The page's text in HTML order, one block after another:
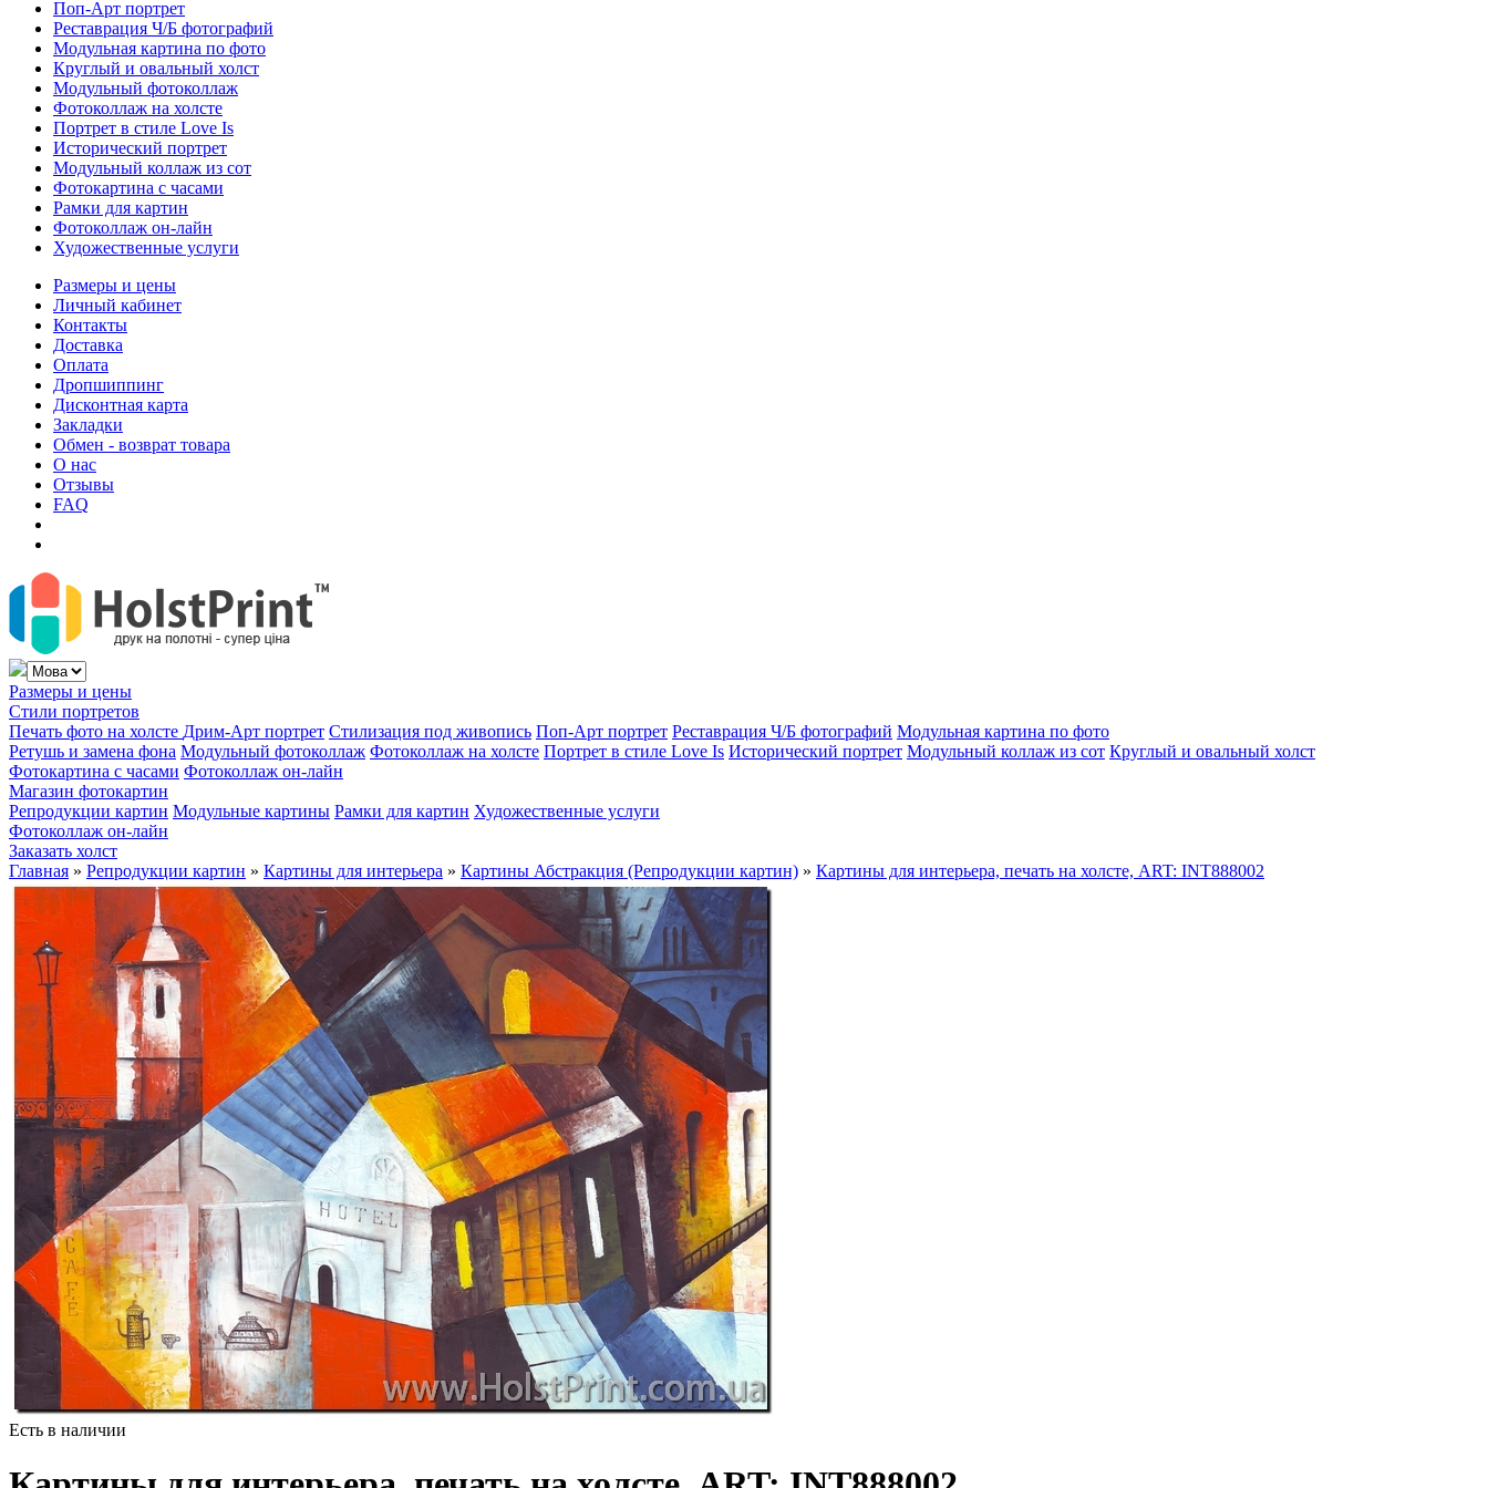
Поп-Арт портрет
Реставрация Ч/Б фотографий
Модульная картина по фото
Круглый и овальный холст
Модульный фотоколлаж
Фотоколлаж на холсте
Портрет в стиле Love Is
Исторический портрет
Модульный коллаж из сот
Фотокартина с часами
Рамки для картин
Фотоколлаж он-лайн
Художественные услуги
Размеры и цены
Личный кабинет
Контакты
Доставка
Оплата
Дропшиппинг
Дисконтная карта
Закладки
Обмен - возврат товара
О нас
Отзывы
FAQ
Размеры и цены
Стили портретов
Печать фото на холсте Дрим-Арт портрет Стилизация под живопись Поп-Арт портрет Реставрация Ч/Б фотографий Модульная картина по фото
Ретушь и замена фона Модульный фотоколлаж Фотоколлаж на холсте Портрет в стиле Love Is Исторический портрет Модульный коллаж из сот Круглый и овальный холст
Фотокартина с часами Фотоколлаж он-лайн
Магазин фотокартин
Репродукции картин Модульные картины Рамки для картин Художественные услуги
Фотоколлаж он-лайн
Заказать холст
Главная » Репродукции картин » Картины для интерьера » Картины Абстракция (Репродукции картин) » Картины для интерьера, печать на холсте, ART: INT888002
Есть в наличии